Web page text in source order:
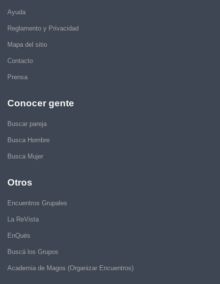
Ayuda
Reglamento y Privacidad
Mapa del sitio
Contacto
Prensa
Conocer gente
Buscar pareja
Busca Hombre
Busca Mujer
Otros
Encuentros Grupales
La ReVista
EnQués
Buscá los Grupos
Academia de Magos (Organizar Encuentros)